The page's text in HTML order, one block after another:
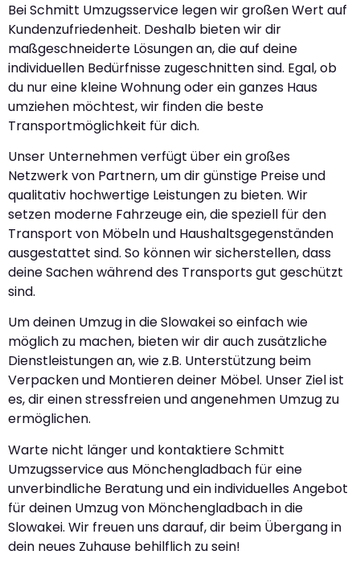
Bei Schmitt Umzugsservice legen wir großen Wert auf
Kundenzufriedenheit. Deshalb bieten wir dir
maßgeschneiderte Lösungen an, die auf deine
individuellen Bedürfnisse zugeschnitten sind. Egal, ob
du nur eine kleine Wohnung oder ein ganzes Haus
umziehen möchtest, wir finden die beste
Transportmöglichkeit für dich.
Unser Unternehmen verfügt über ein großes
Netzwerk von Partnern, um dir günstige Preise und
qualitativ hochwertige Leistungen zu bieten. Wir
setzen moderne Fahrzeuge ein, die speziell für den
Transport von Möbeln und Haushaltsgegenständen
ausgestattet sind. So können wir sicherstellen, dass
deine Sachen während des Transports gut geschützt
sind.
Um deinen Umzug in die Slowakei so einfach wie
möglich zu machen, bieten wir dir auch zusätzliche
Dienstleistungen an, wie z.B. Unterstützung beim
Verpacken und Montieren deiner Möbel. Unser Ziel ist
es, dir einen stressfreien und angenehmen Umzug zu
ermöglichen.
Warte nicht länger und kontaktiere Schmitt
Umzugsservice aus Mönchengladbach für eine
unverbindliche Beratung und ein individuelles Angebot
für deinen Umzug von Mönchengladbach in die
Slowakei. Wir freuen uns darauf, dir beim Übergang in
dein neues Zuhause behilflich zu sein!